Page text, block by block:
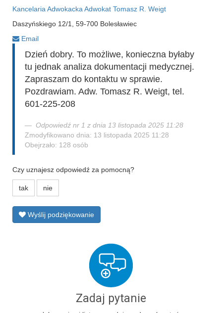
Kancelaria Adwokacka Adwokat Tomasz R. Weigt
Daszyńskiego 12/1, 59-700 Bolesławiec
Email
Dzień dobry. To możliwe, konieczna byłaby
tu jednak analiza dokumentacji medycznej.
Zapraszam do kontaktu w sprawie.
Pozdrawiam. Adw. Tomasz R. Weigt, tel.
601-225-208
Odpowiedź nr 1 z dnia 13 listopada 2025 11:28
Zmodyfikowano dnia: 13 listopada 2025 11:28
Obejrzało: 128 osób
Czy uznajesz odpowiedź za pomocną?
tak nie
Wyślij podziękowanie
Zadaj pytanie